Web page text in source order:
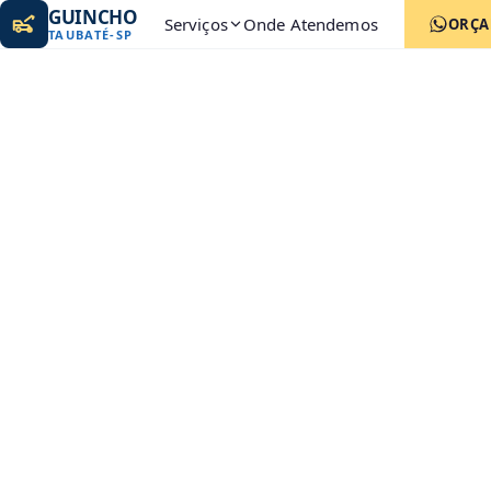
GUINCHO
TAUBATÉ-SP Serviços Onde Atendemos